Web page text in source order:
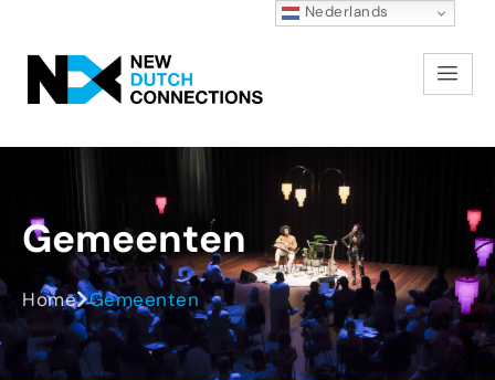
Gemeenten
Home Gemeenten
Nederlands